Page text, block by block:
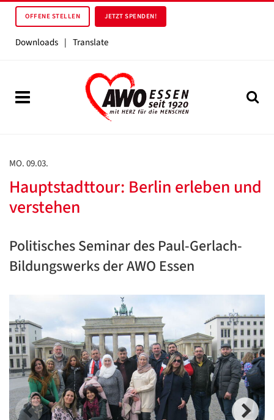
OFFENE STELLEN JETZT SPENDEN!
Downloads | Translate
MO. 09.03.
Hauptstadttour: Berlin erleben und
verstehen
Politisches Seminar des Paul-Gerlach-
Bildungswerks der AWO Essen